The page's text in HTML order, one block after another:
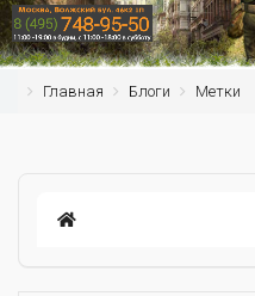
Главная Блоги Метки